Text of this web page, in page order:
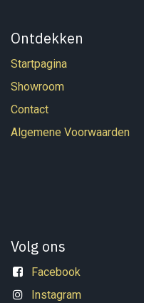
Ontdekken
Startpagina
Showroom
Contact
Algemene Voorwaarden
Volg ons
Facebook
Instagram